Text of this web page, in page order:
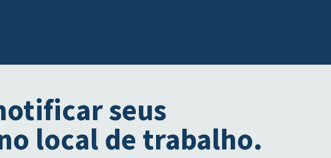
seus
local de trabalho.